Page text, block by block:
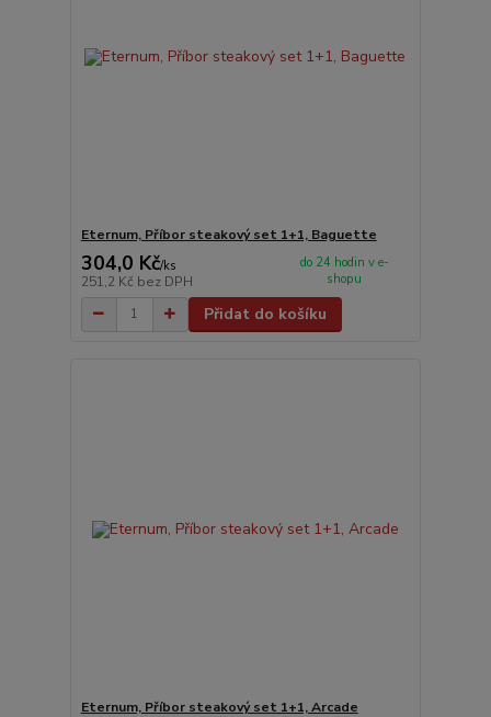
Eternum, Příbor steakový set 1+1, Baguette
304,0 Kč/ks
251,2 Kč bez DPH
do 24 hodin v e-
shopu
Přidat do košíku
Eternum, Příbor steakový set 1+1, Arcade